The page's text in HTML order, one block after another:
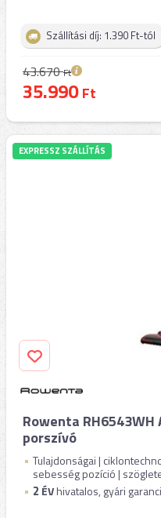
Szállítási díj: 1.390 Ft-tól
43.670Ft
35.990Ft
EXPRESSZ SZÁLLÍTÁS
Rowenta
porszívó
Tulajdonságai |
sebesség pozíció |
2 ÉVhivatalos, gyári